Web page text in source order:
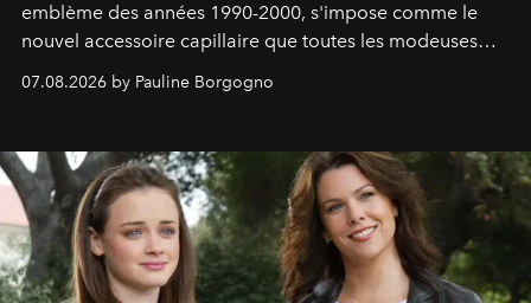
emblème des années 1990-2000, s'impose comme le
nouvel accessoire capillaire que toutes les modeuses
s'arrachent déjà.
07.08.2026 by Pauline Borgogno